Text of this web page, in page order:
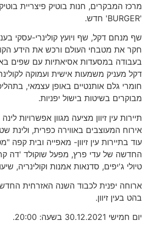
מרכז המבקרים, חנות בוטיק פיצריית בוטיק
שף מנחם דקל, שף ויועץ קולינרי-עסקי בענף
חקר את מטבחי העולם ורכש את הידע
בעבודה במסעדות אסיאתיות עם שפים
דקל מעניק משמעות אישית ועמוקה לקולינריה
חומרי גלם אותנטיים באופן עצמאי,
מבוקרים בשיטות בישול יפניות.
תיירות עין זיוון מציעה מגוון אפשרויות לינה
אירוח המעוצבים באווירה כפרית, ולינת שטח
עוד בתיירות עין זיוון- מאפייה ובית קפה
החדשה של עדי פרץ, מפעל שוקולד 'דה
טיולי ג'יפים, סדנאות אמנות וקולינריה, שיעורי
ארוחה יפנית לכבוד השנה האזרחית החדשה
בהט בעין זיוון.
יום חמישי 30.12.2021 בשעה: 20:00.